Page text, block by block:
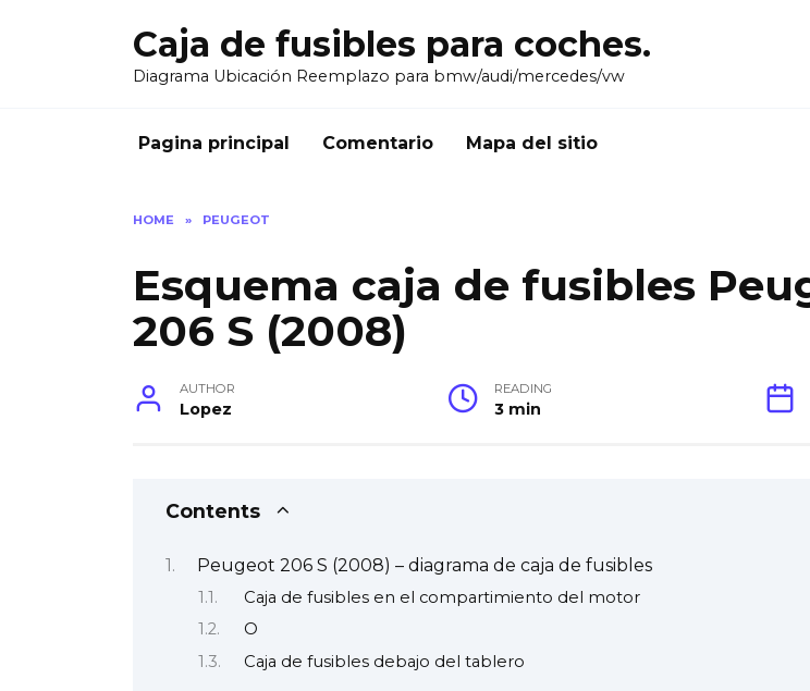
Caja de fusibles para coches.
Diagrama Ubicación Reemplazo para bmw/audi/mercedes/vw
Pagina principal Comentario Mapa del sitio
HOME » PEUGEOT
Esquema caja de fusibles
206 S (2008)
AUTHOR
Lopez
READING
3 min
Contents
Peugeot 206 S (2008) – diagrama de caja de fusibles
Caja de fusibles en el compartimiento del motor
O
Caja de fusibles debajo del tablero